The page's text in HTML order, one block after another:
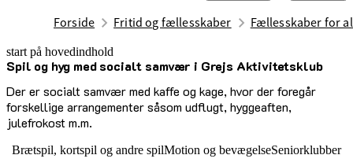
Forside Fritid og fællesskaber Fællesskaber for
start på hovedindhold
Spil og hyg med socialt samvær i Grejs Aktivitetsklub
Der er socialt samvær med kaffe og kage, hvor der foregår
forskellige arrangementer såsom udflugt, hyggeaften,
julefrokost m.m.
senest opdateret 1. juli 2026
Brætspil, kortspil og andre spilMotion og bevægelseSeniorklubber